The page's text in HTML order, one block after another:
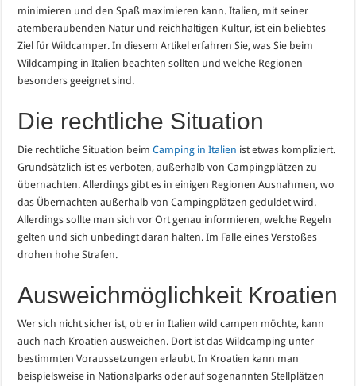
minimieren und den Spaß maximieren kann. Italien, mit seiner
atemberaubenden Natur und reichhaltigen Kultur, ist ein beliebtes
Ziel für Wildcamper. In diesem Artikel erfahren Sie, was Sie beim
Wildcamping in Italien beachten sollten und welche Regionen
besonders geeignet sind.
Die rechtliche Situation
Die rechtliche Situation beimCamping in Italien ist etwas kompliziert.
Grundsätzlich ist es verboten, außerhalb von Campingplätzen zu
übernachten. Allerdings gibt es in einigen Regionen Ausnahmen, wo
das Übernachten außerhalb von Campingplätzen geduldet wird.
Allerdings sollte man sich vor Ort genau informieren, welche Regeln
gelten und sich unbedingt daran halten. Im Falle eines Verstoßes
drohen hohe Strafen.
Ausweichmöglichkeit Kroatien
Wer sich nicht sicher ist, ob er in Italien wild campen möchte, kann
auch nach Kroatien ausweichen. Dort ist das Wildcamping unter
bestimmten Voraussetzungen erlaubt. In Kroatien kann man
beispielsweise in Nationalparks oder auf sogenannten Stellplätzen